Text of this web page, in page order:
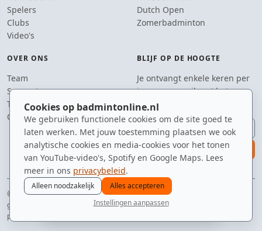
Cookies op badmintonline.nl
We gebruiken functionele cookies om de site goed te
laten werken. Met jouw toestemming plaatsen we ook
analytische cookies en media-cookies voor het tonen
van YouTube-video's, Spotify en Google Maps. Lees
meer in ons privacybeleid.
Alleen noodzakelijk
Alles accepteren
Instellingen aanpassen
Spelers
Clubs
Video's
Dutch Open
Zomerbadminton
OVER ONS
Team
Supporters
Tip de redactie
Contact
BLIJF OP DE HOOGTE
Je ontvangt enkele keren per
jaar een e-mail met het
laatste badmintonnieuws.
E-mailadres
aanmelden
© 2010–2026 badmintonline.nl · getest op snelheid, precisie en een beetje
geluk
privacy
spelers ranglijst zomer